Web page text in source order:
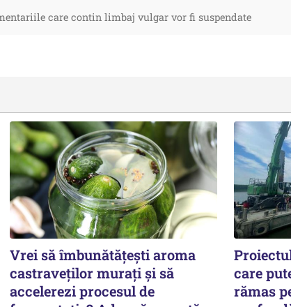
care contin limbaj vulgar vor fi suspendate
Vrei să îmbunătățești aroma
castraveților murați și să
accelerezi procesul de
care
rămas